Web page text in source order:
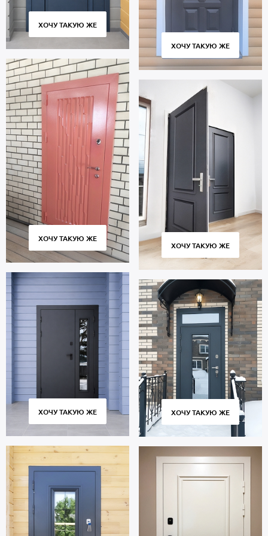
ХОЧУ ТАКУЮ ЖЕ
ХОЧУ ТАКУЮ ЖЕ
ХОЧУ ТАКУЮ ЖЕ
ХОЧУ ТАКУЮ ЖЕ
ХОЧУ ТАКУЮ ЖЕ
ХОЧУ ТАКУЮ ЖЕ